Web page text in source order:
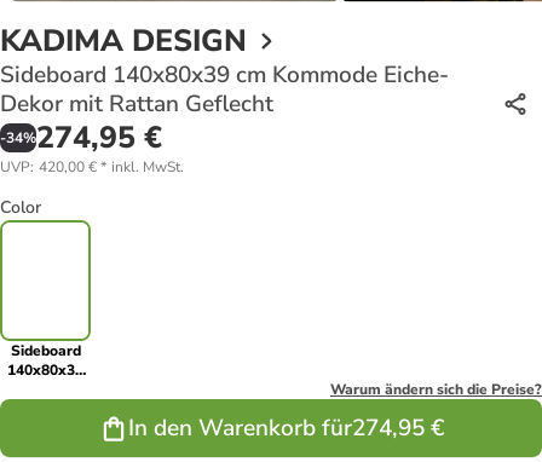
KADIMA DESIGN
Sideboard 140x80x39 cm Kommode Eiche-
Dekor mit Rattan Geflecht
-34%274,95 €
UVP: 420,00 €* inkl. MwSt.
Color
Sideboard
140x80x39
Warum ändern sich die Preise?
In den Warenkorb für274,95 €